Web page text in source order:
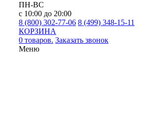
ПН-ВС
с 10:00 до 20:00
8 (800) 302-77-06 8 (499) 348-15-11
КОРЗИНА
0 товаров. Заказать звонок
Меню